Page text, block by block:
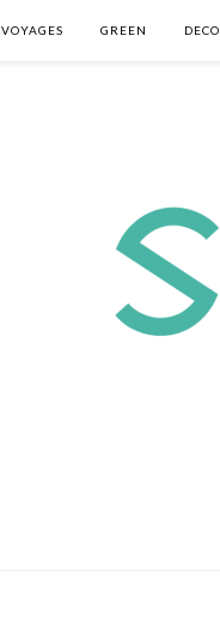
VOYAGES GREEN DECO